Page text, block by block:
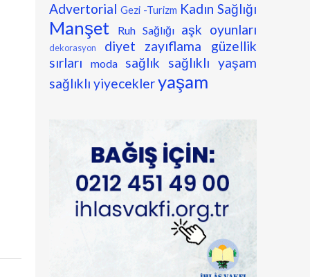
Advertorial Gezi -Turizm Kadın Sağlığı
Manşet Ruh Sağlığı aşk oyunları
dekorasyon diyet zayıflama
güzellik
sırları
moda sağlık
sağlıklı yaşam
sağlıklı yiyecekleryaşam